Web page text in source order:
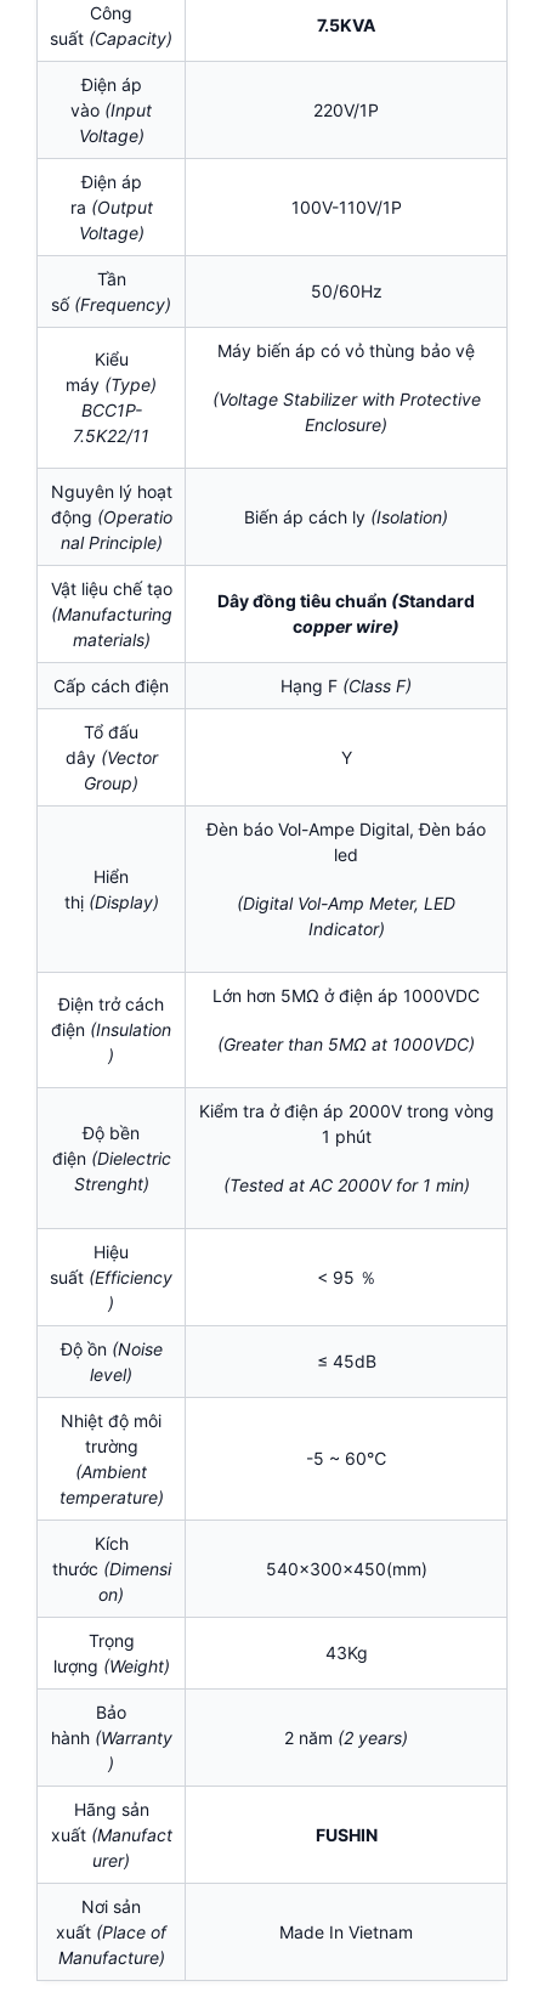
Công
suất (Capacity)
7.5KVA
Điện áp
vào (Input
Voltage)
220V/1P
Điện áp
ra (Output
Voltage)
100V-110V/1P
Tần
số (Frequency)
50/60Hz
Kiểu
máy (Type)
BCC1P-
7.5K22/11
Máy biến áp có vỏ thùng bảo vệ
(Voltage Stabilizer with Protective
Enclosure)
Nguyên lý hoạt
động (Operatio
nal Principle)
Biến áp cách ly (Isolation)
Vật liệu chế tạo
(Manufacturing
materials)
Dây đồng tiêu chuẩn (Standard
copper wire)
Cấp cách điện Hạng F (Class F)
Tổ đấu
dây (Vector
Group)
Y
Hiển
thị (Display)
Đèn báo Vol-Ampe Digital, Đèn báo
led
(Digital Vol-Amp Meter, LED
Indicator)
Điện trở cách
điện (Insulation
)
Lớn hơn 5MΩ ở điện áp 1000VDC
(Greater than 5MΩ at 1000VDC)
Độ bền
điện (Dielectric
Strenght)
Kiểm tra ở điện áp 2000V trong vòng
1 phút
(Tested at AC 2000V for 1 min)
Hiệu
suất (Efficiency
)
< 95 ％
Độ ồn (Noise
level)
≤ 45dB
Nhiệt độ môi
trường
(Ambient
temperature)
-5 ~ 60℃
Kích
thước (Dimensi
on)
540x300x450(mm)
Trọng
lượng (Weight)
43Kg
Bảo
hành (Warranty
)
2 năm (2 years)
Hãng sản
xuất (Manufact
urer)
FUSHIN
Nơi sản
xuất (Place of
Manufacture)
Made In Vietnam